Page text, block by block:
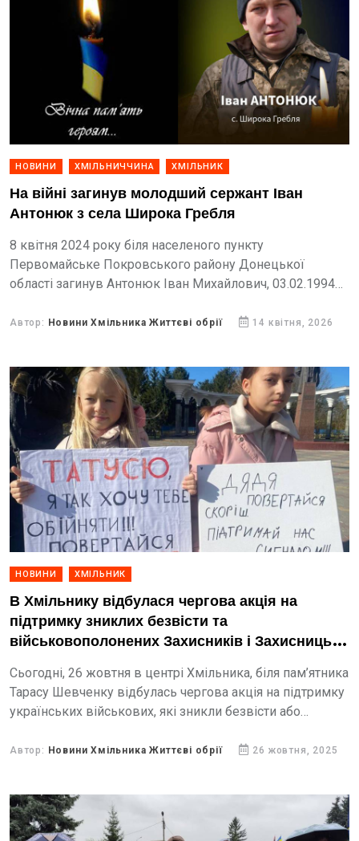
НОВИНИ ХМІЛЬНИЧЧИНА ХМІЛЬНИК
На війні загинув молодший сержант Іван
Антонюк з села Широка Гребля
8 квітня 2024 року біля населеного пункту
Первомайське Покровського району Донецької
області загинув Антонюк Іван Михайлович, 03.02.1994
(вважався зниклим безвісти) - повідомляє
Автор: Новини Хмільника Життєві обрії 14 квітня, 2026
НОВИНИ ХМІЛЬНИК
В Хмільнику відбулася чергова акція на
підтримку зниклих безвісти та
військовополонених Захисників і Захисниць
Сьогодні, 26 жовтня в центрі Хмільника, біля пам’ятника
Тарасу Шевченку відбулась чергова акція на підтримку
українських військових, які зникли безвісти або
мешканців громади...
Автор: Новини Хмільника Життєві обрії 26 жовтня, 2025